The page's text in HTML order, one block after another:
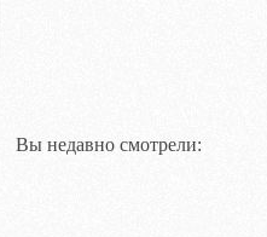
Вы недавно смотрели: